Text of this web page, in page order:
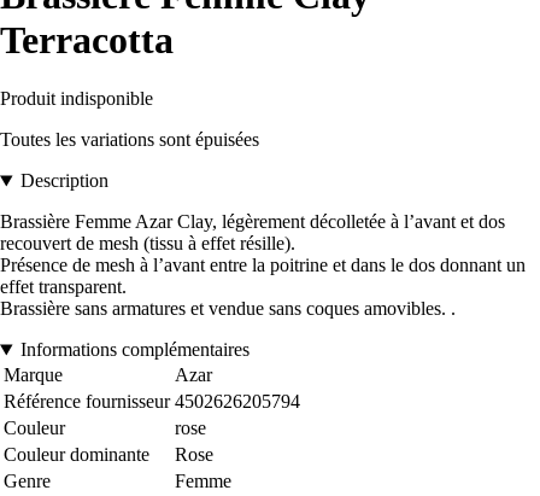
Terracotta
Produit indisponible
Toutes les variations sont épuisées
Description
Brassière Femme Azar Clay, légèrement décolletée à l’avant et dos
recouvert de mesh (tissu à effet résille).
Présence de mesh à l’avant entre la poitrine et dans le dos donnant un
effet transparent.
Brassière sans armatures et vendue sans coques amovibles. .
Informations complémentaires
Marque
Azar
Référence fournisseur 4502626205794
Couleur
rose
Couleur dominante
Rose
Genre
Femme